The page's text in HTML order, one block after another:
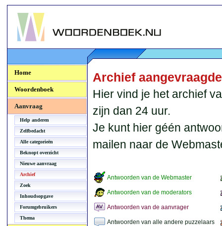
Woordenboek.NU
Home
Woordenboek
Aanvraag
Help anderen
Zelfbedacht
Alle categorieën
Beknopt overzicht
Nieuwe aanvraag
Archief
Zoek
Inhoudsopgave
Forumgebruikers
Thema
Archief
Hier vind je het archief
zijn dan 24 uur.
Je kunt hier géén
mailen naar de
Antwoorden van de Webmaster
Antwoorden van de moderators
Antwoorden van de aanvrager
Antwoorden van alle andere puzzelaars